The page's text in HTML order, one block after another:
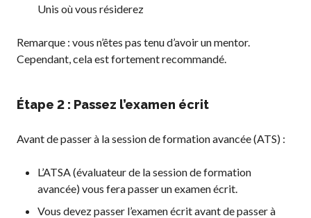
Unis où vous résiderez
Remarque : vous n’êtes pas tenu d’avoir un mentor.
Cependant, cela est fortement recommandé.
Étape 2 : Passez l’examen écrit
Avant de passer à la session de formation avancée (ATS) :
L’ATSA (évaluateur de la session de formation
avancée) vous fera passer un examen écrit.
Vous devez passer l’examen écrit avant de passer à